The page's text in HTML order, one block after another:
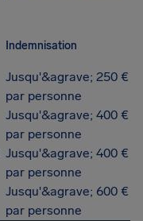
Indemnisation
Jusqu'&agrave; 250 €
par personne
Jusqu'&agrave; 400 €
par personne
Jusqu'&agrave; 400 €
par personne
Jusqu'&agrave; 600 €
par personne